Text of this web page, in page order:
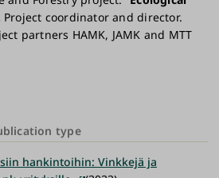
Project coordinator and director.
partners HAMK, JAMK and MTT
type
hankintoihin: Vinkkejä ja